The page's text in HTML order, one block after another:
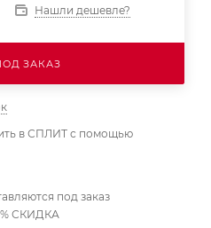
Нашли дешевле?
ЗАКАЗ
в СПЛИТ с помощью
под заказ
СКИДКА